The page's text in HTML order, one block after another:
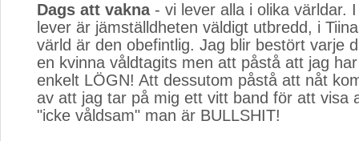
Dags att vakna- vi lever alla i olika världar.
lever är jämställdheten väldigt utbredd, i
värld är den obefintlig. Jag blir bestört varje
en kvinna våldtagits men att påstå att jag
enkelt LÖGN! Att dessutom påstå att nåt
av att jag tar på mig ett vitt band för att visa
"icke våldsam" man är BULLSHIT!